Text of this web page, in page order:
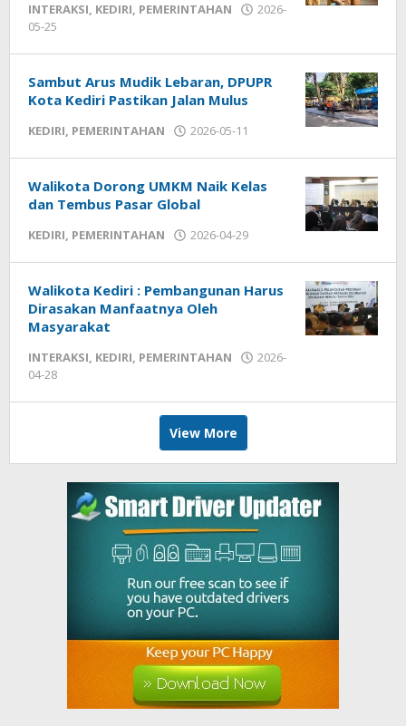
INTERAKSI, KEDIRI, PEMERINTAHAN
2026-
05-25
Sambut Arus Mudik Lebaran, DPUPR
Kota Kediri Pastikan Jalan Mulus
KEDIRI, PEMERINTAHAN 2026-05-11
Walikota Dorong UMKM Naik Kelas
dan Tembus Pasar Global
KEDIRI, PEMERINTAHAN 2026-04-29
Walikota Kediri : Pembangunan Harus
Dirasakan Manfaatnya Oleh
Masyarakat
INTERAKSI, KEDIRI, PEMERINTAHAN
2026-
04-28
View More